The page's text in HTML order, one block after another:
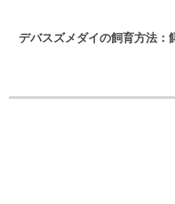
デバスズメダイの飼育方法：